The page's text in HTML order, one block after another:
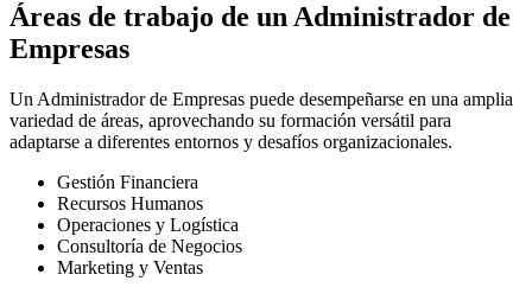
Áreas de trabajo de un Administrador de
Empresas
Un Administrador de Empresas puede desempeñarse en una amplia
variedad de áreas, aprovechando su formación versátil para
adaptarse a diferentes entornos y desafíos organizacionales.
Gestión Financiera
Recursos Humanos
Operaciones y Logística
Consultoría de Negocios
Marketing y Ventas